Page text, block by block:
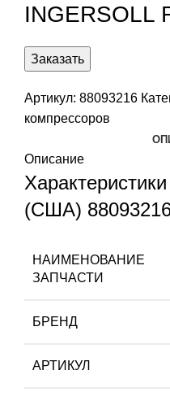
INGERSOLL
Заказать
Артикул: 88093216
компрессоров
Описание
(США)
НАИМЕНОВАНИЕ
ЗАПЧАСТИ
БРЕНД
АРТИКУЛ